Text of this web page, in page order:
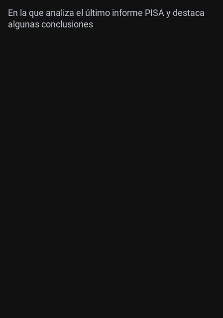
En la que analiza el último informe PISA y destaca
algunas conclusiones